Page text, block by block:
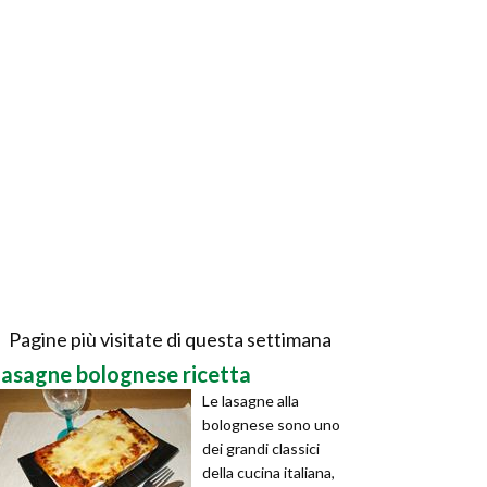
Pagine più visitate di questa settimana
bolognese ricetta
Le lasagne alla
bolognese sono uno
dei grandi classici
della cucina italiana,